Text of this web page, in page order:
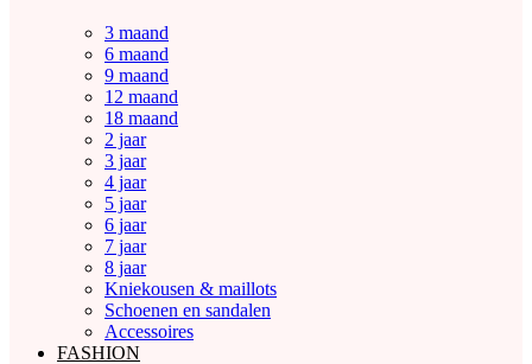
3 maand
6 maand
9 maand
12 maand
18 maand
2 jaar
3 jaar
4 jaar
5 jaar
6 jaar
7 jaar
8 jaar
Kniekousen & maillots
Schoenen en sandalen
Accessoires
FASHION